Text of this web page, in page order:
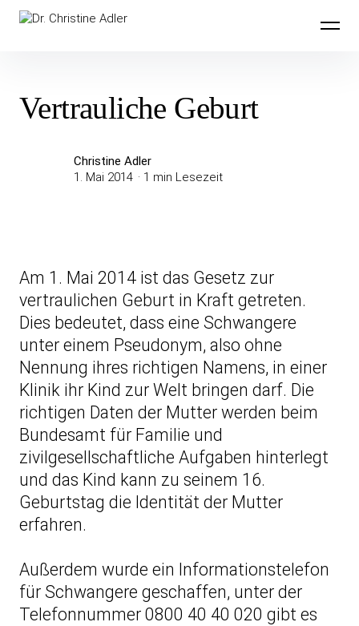
Inhalte
überspringen
Dr. Christine Adler
Vertrauliche Geburt
Christine Adler
1. Mai 2014
1 min Lesezeit
Am 1. Mai 2014 ist das Gesetz zur
vertraulichen Geburt in Kraft getreten.
Dies bedeutet, dass eine Schwangere
unter einem Pseudonym, also ohne
Nennung ihres richtigen Namens, in einer
Klinik ihr Kind zur Welt bringen darf. Die
richtigen Daten der Mutter werden beim
Bundesamt für Familie und
zivilgesellschaftliche Aufgaben hinterlegt
und das Kind kann zu seinem 16.
Geburtstag die Identität der Mutter
erfahren.
Außerdem wurde ein Informationstelefon
für Schwangere geschaffen, unter der
Telefonnummer 0800 40 40 020 gibt es